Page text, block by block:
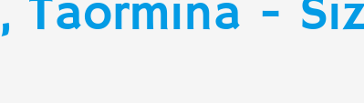
Taormina -